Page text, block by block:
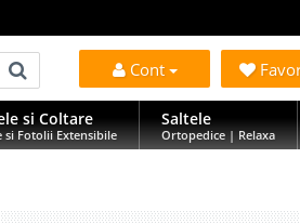
Cont
si Coltare
si Fotolii Extensibile
Saltele
Ortopedice | Relaxa